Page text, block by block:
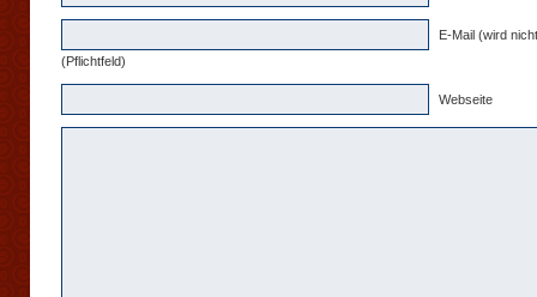
E-Mail (wird
(Pflichtfeld)
Webseite